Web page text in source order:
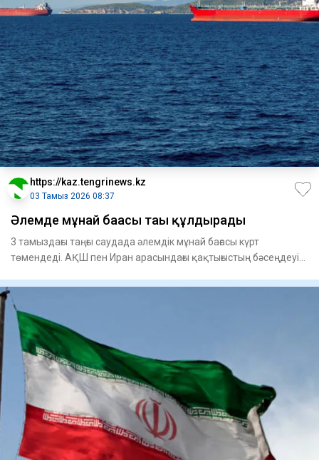
https://kaz.tengrinews.kz
03 Тамыз 2026 08:37
Әлемде мұнай бағасы тағы құлдырады
3 тамыздағы таңғы саудада әлемдік мұнай бағасы күрт
төмендеді. АҚШ пен Иран арасындағы қақтығыстың бәсеңдеуі